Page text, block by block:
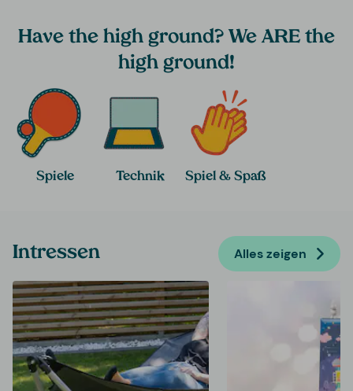
Have the high ground? We ARE the
high ground!
Spiele Technik Spiel & Spaß
Intressen Alles zeigen